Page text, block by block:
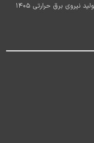
آخرین اخبار استخدام شرکت مادر تخصصی تولید نیروی برق حرارتی 1405